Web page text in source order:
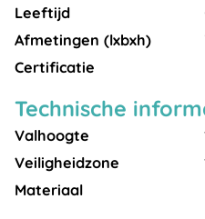
Leeftijd
Afmetingen (lxbxh)
Certificatie
Technische
Valhoogte
Veiligheidzone
Materiaal